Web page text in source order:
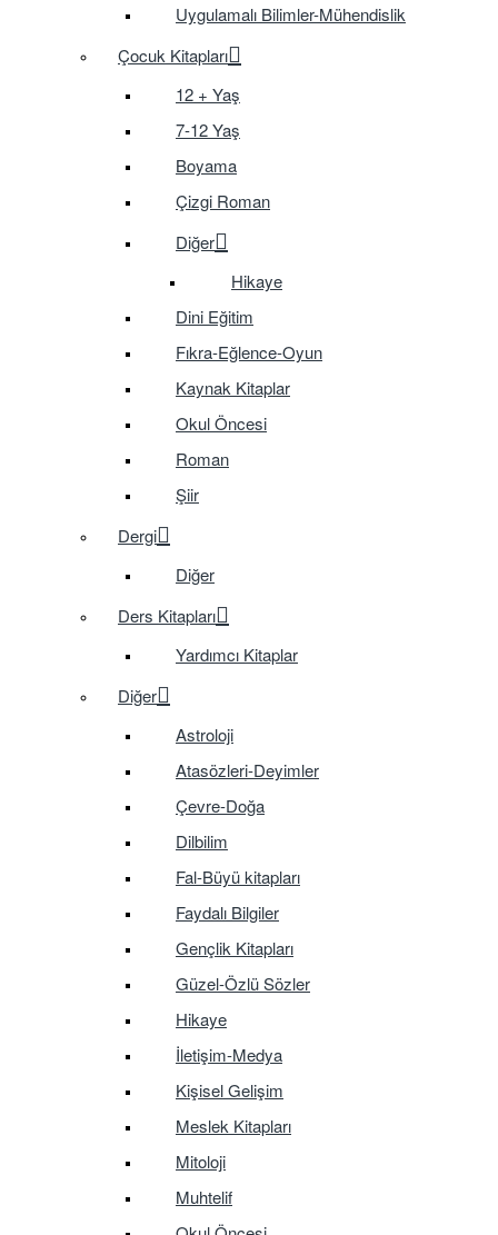
Uygulamalı Bilimler-Mühendislik
Çocuk Kitapları
12 + Yaş
7-12 Yaş
Boyama
Çizgi Roman
Diğer
Hikaye
Dini Eğitim
Fıkra-Eğlence-Oyun
Kaynak Kitaplar
Okul Öncesi
Roman
Şiir
Dergi
Diğer
Ders Kitapları
Yardımcı Kitaplar
Diğer
Astroloji
Atasözleri-Deyimler
Çevre-Doğa
Dilbilim
Fal-Büyü kitapları
Faydalı Bilgiler
Gençlik Kitapları
Güzel-Özlü Sözler
Hikaye
İletişim-Medya
Kişisel Gelişim
Meslek Kitapları
Mitoloji
Muhtelif